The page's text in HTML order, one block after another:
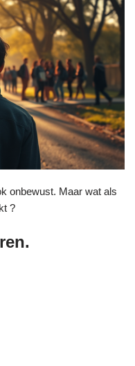
onbewust. Maar wat als
?